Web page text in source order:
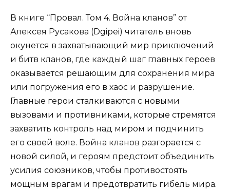
В книге “Провал. Том 4. Война кланов” от
Алексея Русакова (Dgipei) читатель вновь
окунется в захватывающий мир приключений
и битв кланов, где каждый шаг главных героев
оказывается решающим для сохранения мира
или погружения его в хаос и разрушение.
Главные герои сталкиваются с новыми
вызовами и противниками, которые стремятся
захватить контроль над миром и подчинить
его своей воле. Война кланов разгорается с
новой силой, и героям предстоит объединить
усилия союзников, чтобы противостоять
мощным врагам и предотвратить гибель мира.